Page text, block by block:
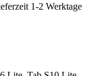
1-2 Werktage